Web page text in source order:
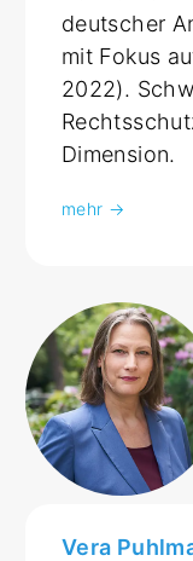
deutscher
mit Fokus
2022).
Dimension.
mehr →
Vera